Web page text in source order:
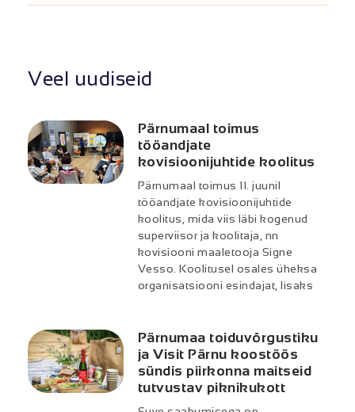
Veel uudiseid
Pärnumaal toimus
tööandjate
kovisioonijuhtide koolitus
Pärnumaal toimus 11. juunil
tööandjate kovisioonijuhtide
koolitus, mida viis läbi kogenud
superviisor ja koolitaja, nn
kovisiooni maaletooja Signe
Vesso. Koolitusel osales üheksa
organisatsiooni esindajat, lisaks
Pärnumaa toiduvõrgustiku
ja Visit Pärnu koostöös
sündis piirkonna maitseid
tutvustav piknikukott